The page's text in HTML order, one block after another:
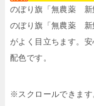
のぼり旗「無農薬 新
のぼり旗「無農薬 新
がよく目立ちます。
配色です。